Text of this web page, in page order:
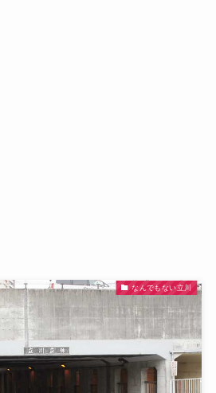
なんでもない立川